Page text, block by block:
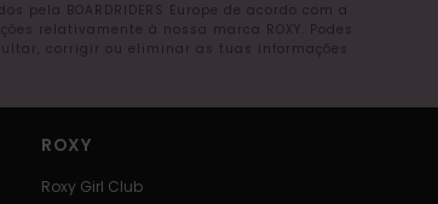
BOARDRIDERS Europe de acordo com a
relativamente à nossa marca ROXY. Podes
corrigir ou eliminar as tuas informações
ROXY
Roxy Girl Club